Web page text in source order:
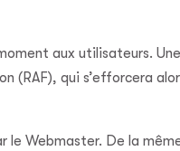
aux utilisateurs.
(RAF), qui s’efforcera
le Webmaster. De la